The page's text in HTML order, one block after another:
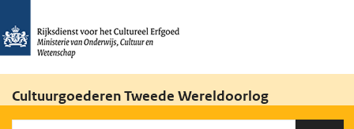
Cultuurgoederen Tweede Wereldoorlog